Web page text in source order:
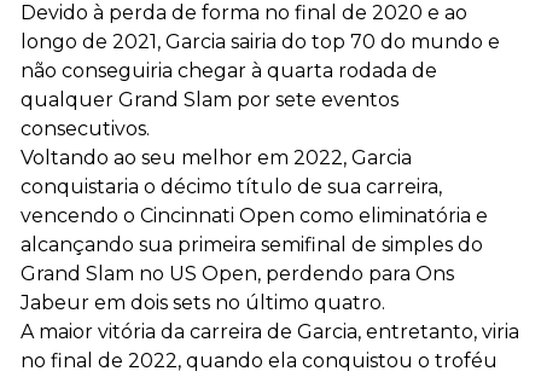
Devido à perda de forma no final de 2020 e ao
longo de 2021, Garcia sairia do top 70 do mundo e
não conseguiria chegar à quarta rodada de
qualquer Grand Slam por sete eventos
consecutivos.
Voltando ao seu melhor em 2022, Garcia
conquistaria o décimo título de sua carreira,
vencendo o Cincinnati Open como eliminatória e
alcançando sua primeira semifinal de simples do
Grand Slam no US Open, perdendo para Ons
Jabeur em dois sets no último quatro.
A maior vitória da carreira de Garcia, entretanto, viria
no final de 2022, quando ela conquistou o troféu